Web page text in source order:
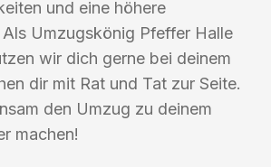
und eine höhere
Umzugskönig Pfeffer Halle
wir dich gerne bei deinem
dir mit Rat und Tat zur Seite.
den Umzug zu deinem
machen!